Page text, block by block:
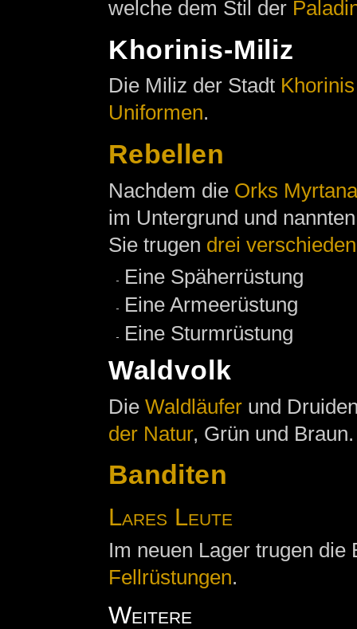
welche dem Stil der
Khorinis-Miliz
Die Miliz der Stadt Khorinis
Uniformen.
Rebellen
Nachdem die Orks Myrtana
im Untergrund und
Sie trugen drei
Eine Späherrüstung
Eine Armeerüstung
Eine Sturmrüstung
Waldvolk
Die Waldläuferund
der Natur, Grün und Braun.
Banditen
Lares Leute
Im neuen Lager trugen die
Fellrüstungen.
Weitere